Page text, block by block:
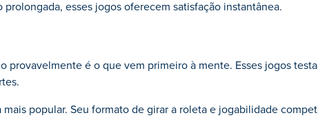
esses jogos oferecem satisfação instantânea.
provavelmente é o que vem primeiro à mente. Esses jogos
popular. Seu formato de girar a roleta e jogabilidade